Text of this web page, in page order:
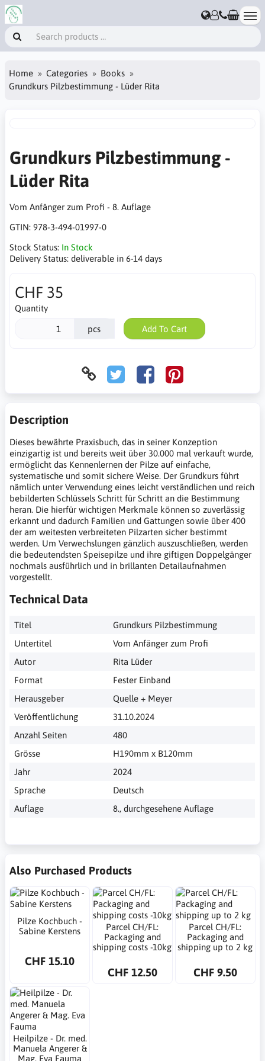
Home Categories
Books
Grundkurs Pilzbestimmung - Lüder Rita
Grundkurs Pilzbestimmung -
Lüder Rita
Vom Anfänger zum Profi - 8. Auflage
GTIN: 978-3-494-01997-0
Stock Status: In Stock
Delivery Status: deliverable in 6-14 days
CHF 35
Quantity
pcs Add To Cart
Description
Dieses bewährte Praxisbuch, das in seiner Konzeption
einzigartig ist und bereits weit über 30.000 mal verkauft wurde,
ermöglicht das Kennenlernen der Pilze auf einfache,
systematische und somit sichere Weise. Der Grundkurs führt
nämlich unter Verwendung eines leicht verständlichen und reich
bebilderten Schlüssels Schritt für Schritt an die Bestimmung
heran. Die hierfür wichtigen Merkmale können so zuverlässig
erkannt und dadurch Familien und Gattungen sowie über 400
der am weitesten verbreiteten Pilzarten sicher bestimmt
werden. Um Verwechslungen gänzlich auszuschließen, werden
die bedeutendsten Speisepilze und ihre giftigen Doppelgänger
nochmals ausführlich und in brillanten Detailaufnahmen
vorgestellt.
Technical Data
Titel
Grundkurs Pilzbestimmung
Untertitel
Vom Anfänger zum Profi
Autor
Rita Lüder
Format
Fester Einband
Herausgeber
Quelle + Meyer
Veröffentlichung
31.10.2024
Anzahl Seiten
480
Grösse
H190mm x B120mm
Jahr
2024
Sprache
Deutsch
Auflage
8., durchgesehene Auflage
Also Purchased Products
Pilze Kochbuch -
Sabine Kerstens
CHF 15.10
Parcel CH/FL:
Packaging and
shipping costs -10kg
CHF 12.50
Parcel CH/FL:
Packaging and
shipping up to 2 kg
CHF 9.50
Heilpilze - Dr. med.
Manuela Angerer &
Mag. Eva Fauma